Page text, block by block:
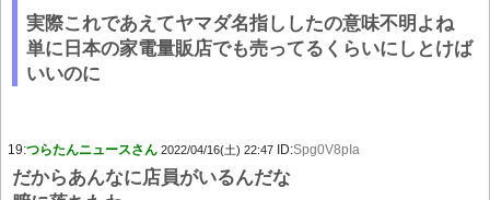
実際これであえてヤマダ名指ししたの意味不明よね
単に日本の家電量販店でも売ってるくらいにしとけば
いいのに
19:つらたんニュースさん 2022/04/16(土) 22:47 ID:Spg0V8pIa
だからあんなに店員がいるんだな